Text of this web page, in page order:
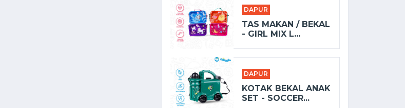
DAPUR
TAS MAKAN / BEKAL
- GIRL MIX L...
DAPUR
KOTAK BEKAL ANAK
SET - SOCCER...